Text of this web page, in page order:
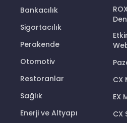
Bankacılık
Sigortacılık
Perakende
Otomotiv
Restoranlar
Sağlık
Enerji ve Altyapı
CX
EX
CX